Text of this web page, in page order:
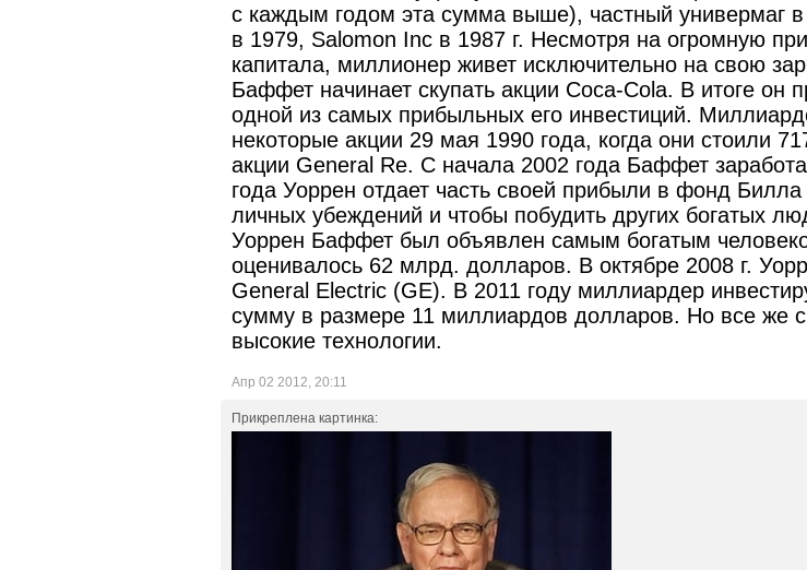
с каждым годом эта сумма выше), частный универмаг
в 1979, Salomon Inc в 1987 г. Несмотря на огромную
капитала, миллионер живет исключительно на свою
Баффет начинает скупать акции Coca-Cola. В итоге он
одной из самых прибыльных его инвестиций.
некоторые акции 29 мая 1990 года, когда они стоили
акции General Re. С начала 2002 года Баффет
года Уоррен отдает часть своей прибыли в фонд
личных убеждений и чтобы побудить других богатых
Уоррен Баффет был объявлен самым богатым
оценивалось 62 млрд. долларов. В октябре 2008 г.
General Electric (GE). В 2011 году миллиардер
сумму в размере 11 миллиардов долларов. Но все же с
высокие технологии.
Апр 02 2012, 20:11
Прикреплена картинка: